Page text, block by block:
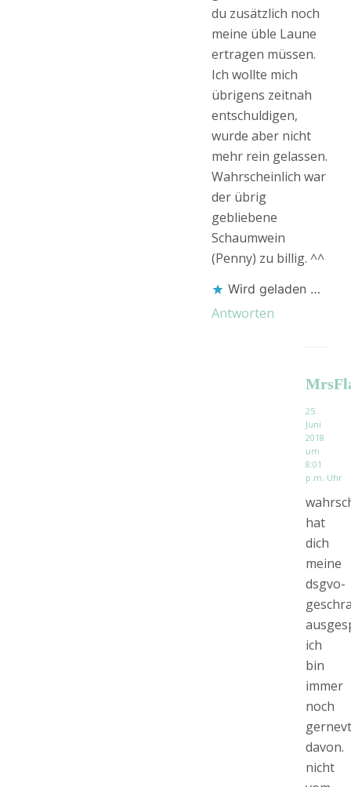
du zusätzlich noch
meine üble Laune
ertragen müssen.
Ich wollte mich
übrigens zeitnah
entschuldigen,
wurde aber nicht
mehr rein gelassen.
Wahrscheinlich war
der übrig
gebliebene
Schaumwein
(Penny) zu billig. ^^
Wird geladen …
Antworten
25.
Juni
2018
um
8:01
p.m. Uhr
hat
dich
meine
dsgvo-
ich
bin
immer
noch
gernevt
davon.
nicht